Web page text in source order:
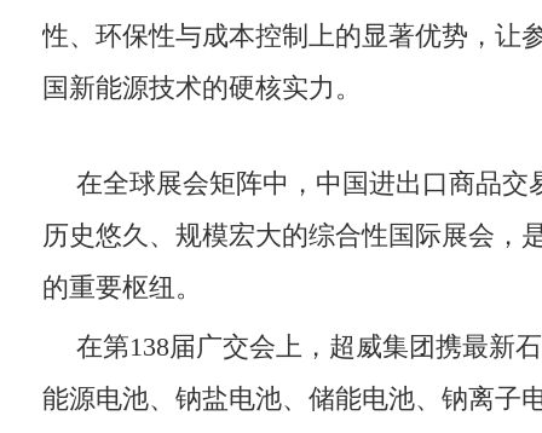
性、环保性与成本控制上的显著优势，让
国新能源技术的硬核实力。
在全球展会矩阵中，中国进出口商品交
历史悠久、规模宏大的综合性国际展会，
的重要枢纽。
在第138届广交会上，超威集团携最新
能源电池、钠盐电池、储能电池、钠离子